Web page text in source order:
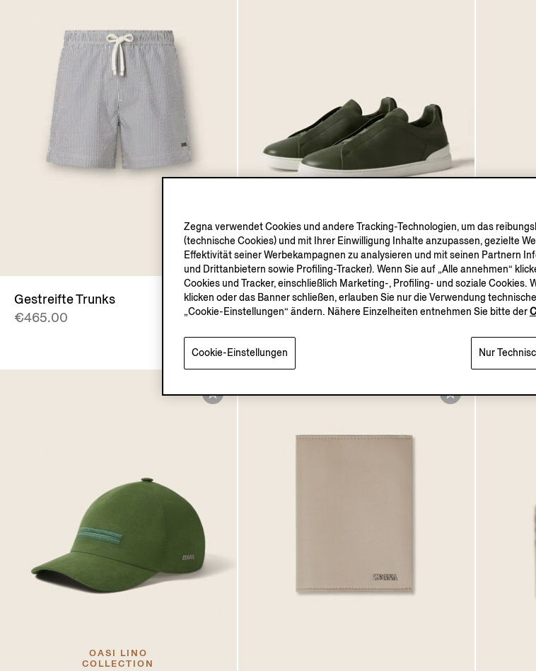
Gestreifte Trunks
€465.00
Triple Stitch™ SECONDSKIN
Sneaker in Tannengrün
€1390.00
La
OASI LINO
COLLECTION
Zegna verwendet Cookies und andere Tracking-Technologien, um das
(technische Cookies) und mit Ihrer Einwilligung Inhalte anzupassen, gezielte
Effektivität seiner Werbekampagnen zu analysieren und mit seinen Partnern
und Drittanbietern sowie Profiling-Tracker). Wenn Sie auf „Alle annehmen“
Cookies und Tracker, einschließlich Marketing-, Profiling- und soziale Cookies.
klicken oder das Banner schließen, erlauben Sie nur die Verwendung
„Cookie-Einstellungen“ ändern. Nähere Einzelheiten entnehmen Sie bitte der
Nur
Cookie-Einstellungen